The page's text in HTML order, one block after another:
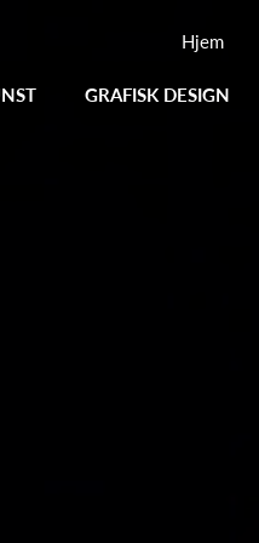
Hjem
GRAFISK DESIGN